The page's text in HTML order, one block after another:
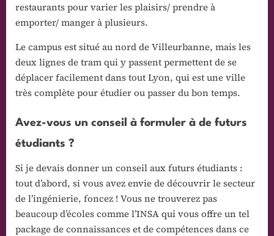
restaurants pour varier les plaisirs/ prendre à
emporter/ manger à plusieurs.
Le campus est situé au nord de Villeurbanne, mais les
deux lignes de tram qui y passent permettent de se
déplacer facilement dans tout Lyon, qui est une ville
très complète pour étudier ou passer du bon temps.
Avez-vous un conseil à formuler à de futurs
étudiants ?
Si je devais donner un conseil aux futurs étudiants :
tout d’abord, si vous avez envie de découvrir le secteur
de l’ingénierie, foncez ! Vous ne trouverez pas
beaucoup d’écoles comme l’INSA qui vous offre un tel
package de connaissances et de compétences dans ce